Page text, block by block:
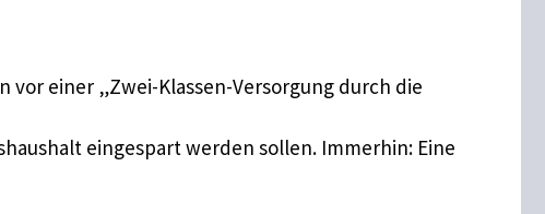
vor einer „Zwei-Klassen-Versorgung durch die
eingespart werden sollen. Immerhin: Eine